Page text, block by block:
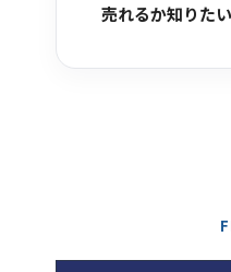
売れるか知りたい